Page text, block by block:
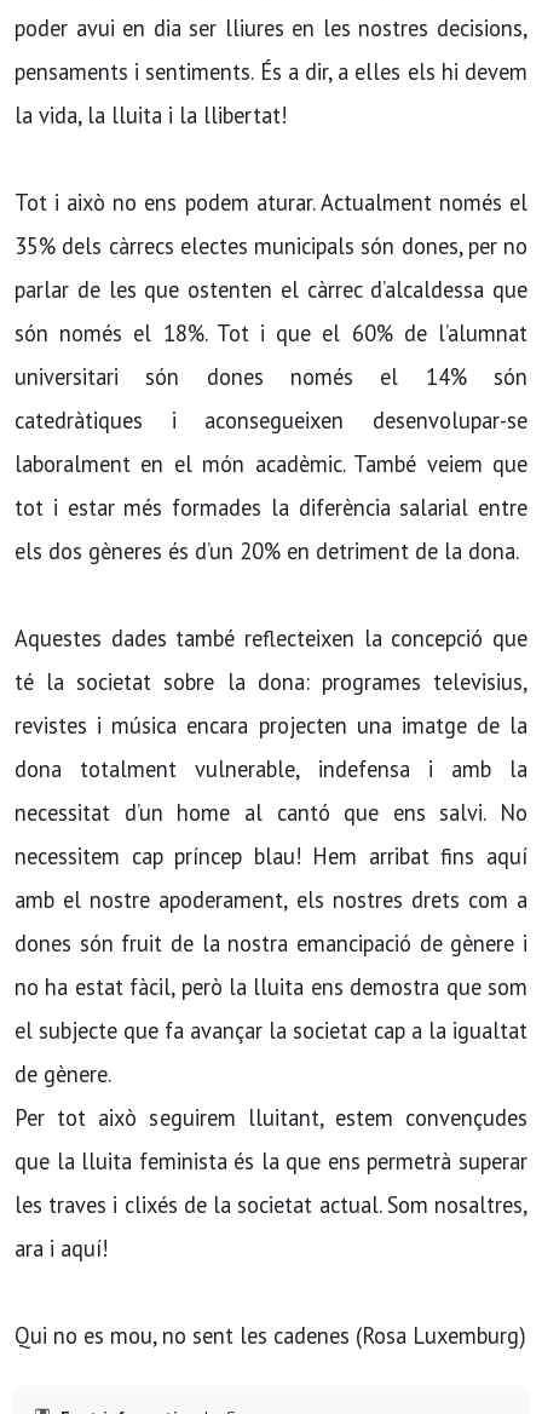
poder avui en dia ser lliures en les nostres decisions,
pensaments i sentiments. És a dir, a elles els hi devem
la vida, la lluita i la llibertat!
Tot i això no ens podem aturar. Actualment només el
35% dels càrrecs electes municipals són dones, per no
parlar de les que ostenten el càrrec d’alcaldessa que
són només el 18%. Tot i que el 60% de l’alumnat
universitari són dones només el 14% són
catedràtiques i aconsegueixen desenvolupar-se
laboralment en el món acadèmic. També veiem que
tot i estar més formades la diferència salarial entre
els dos gèneres és d’un 20% en detriment de la dona.
Aquestes dades també reflecteixen la concepció que
té la societat sobre la dona: programes televisius,
revistes i música encara projecten una imatge de la
dona totalment vulnerable, indefensa i amb la
necessitat d’un home al cantó que ens salvi. No
necessitem cap príncep blau! Hem arribat fins aquí
amb el nostre apoderament, els nostres drets com a
dones són fruit de la nostra emancipació de gènere i
no ha estat fàcil, però la lluita ens demostra que som
el subjecte que fa avançar la societat cap a la igualtat
de gènere.
Per tot això seguirem lluitant, estem convençudes
que la lluita feminista és la que ens permetrà superar
les traves i clixés de la societat actual. Som nosaltres,
ara i aquí!
Qui no es mou, no sent les cadenes (Rosa Luxemburg)